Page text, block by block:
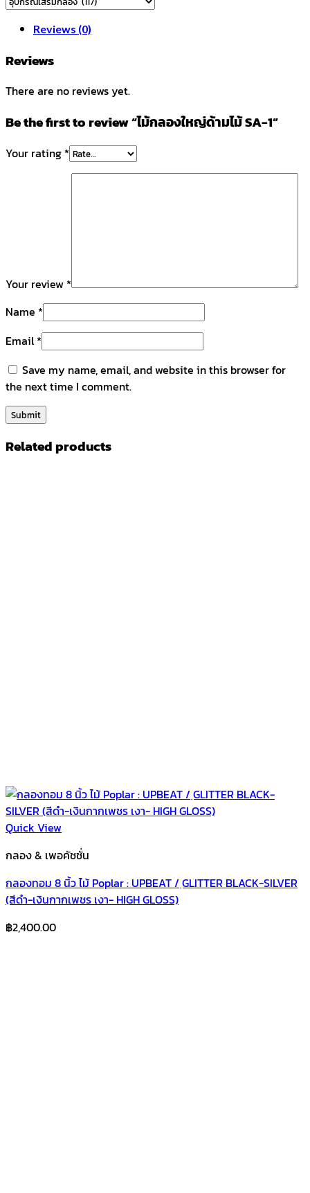
Reviews (0)
Reviews
There are no reviews yet.
Be the first to review “ไม้กลองใหญ่ด้ามไม้ SA-1”
Your rating *
Your review *
Name *
Email*
Save my name, email, and website in this browser for
the next time I comment.
Related products
Quick View
กลอง & เพอคัชชั่น
กลองทอม 8 นิ้ว ไม้ Poplar : UPBEAT / ฺGLITTER BLACK-SILVER
(สีดำ-เงินกากเพชร เงา- HIGH GLOSS)
฿2,400.00